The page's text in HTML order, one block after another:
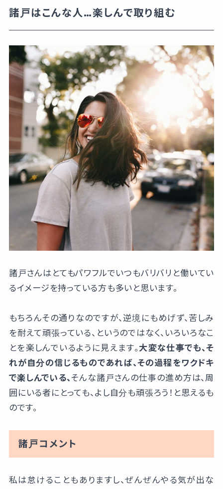
諸戸はこんな人…楽しんで取り組む
諸戸さんはとてもパワフルでいつもバリバリと働いてい
るイメージを持っている方も多いと思います。
もちろんその通りなのですが、逆境にもめげず、苦しみ
を耐えて頑張っている、というのではなく、いろいろなこ
とを楽しんでいるように見えます。 大変な仕事でも、そ
れが自分の信じるものであれば、その過程をワクドキ
で楽しんでいる、そんな諸戸さんの仕事の進め方は、周
囲にいる者にとっても、よし自分も頑張ろう！と思えるも
のです。
諸戸コメント
私は怠けることもありますし、ぜんぜんやる気が出な